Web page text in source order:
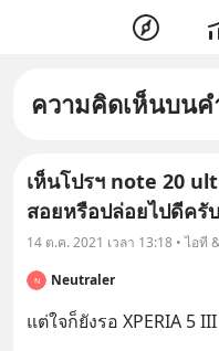
ความคิดเห็นบนค
เห็นโปรฯ note 20
สอยหรือปล่อยไปดีครั
14 ต.ค. 2021 เวลา 13:18 • ไอที
N Neutraler
แต่ใจก็ยังรอ XPERIA 5 III